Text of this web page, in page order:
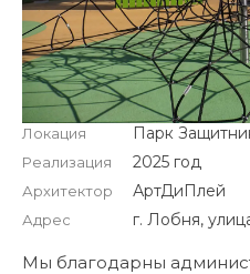
Локация
Реализация
Архитектор
Адрес
Парк
2025 год
АртДиПлей
г. Лобня,
Мы благодарны